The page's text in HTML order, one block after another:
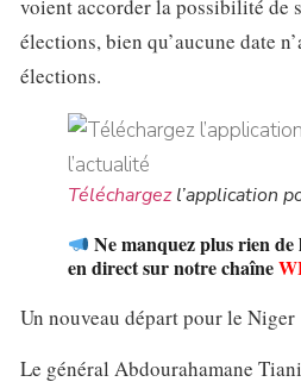
voient accorder la possibilité de
élections, bien qu’aucune date
élections.
Téléchargezl’application
Ne manquez plus rien
en direct sur notre chaîne
Un nouveau départ pour le Niger
Le général Abdourahamane